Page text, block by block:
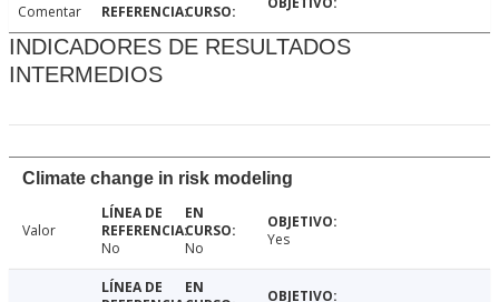
Comentar
INDICADORES DE RESULTADOS
INTERMEDIOS
Climate change in risk modeling
Valor
No
No Yes